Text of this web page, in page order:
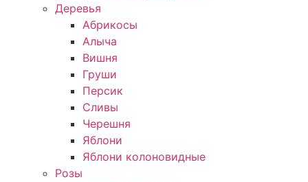
Деревья
Абрикосы
Алыча
Вишня
Груши
Персик
Сливы
Черешня
Яблони
Яблони колоновидные
Розы